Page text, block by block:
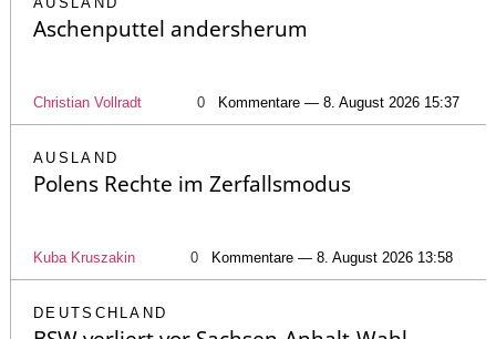
Aschenputtel andersherum
Christian Vollradt 0 Kommentare — 8. August 2026 15:37
AUSLAND
Polens Rechte im Zerfallsmodus
Kuba Kruszakin 0 Kommentare — 8. August 2026 13:58
DEUTSCHLAND